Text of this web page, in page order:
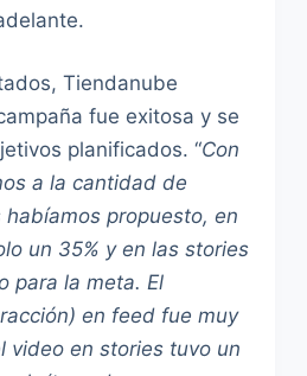
Tiendanube
fue exitosa y se
planificados. “Con
a la cantidad de
propuesto, en
un 35% y en las stories
para la meta. El
en feed fue muy
video en stories tuvo un